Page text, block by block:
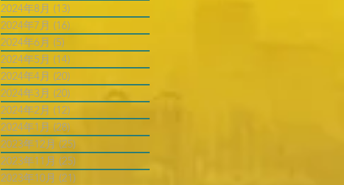
2024年8月 (13)
2024年7月 (16)
2024年6月 (5)
2024年5月 (14)
2024年4月 (20)
2024年3月 (20)
2024年2月 (12)
2024年1月 (28)
2023年12月 (25)
2023年11月 (25)
2023年10月 (21)